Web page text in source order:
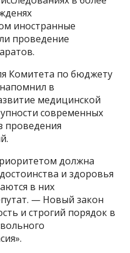
иностранные
проведение
Комитета по бюджету
в
медицинской
современных
проведения
должна
и здоровья
в них
— Новый закон
и строгий порядок в